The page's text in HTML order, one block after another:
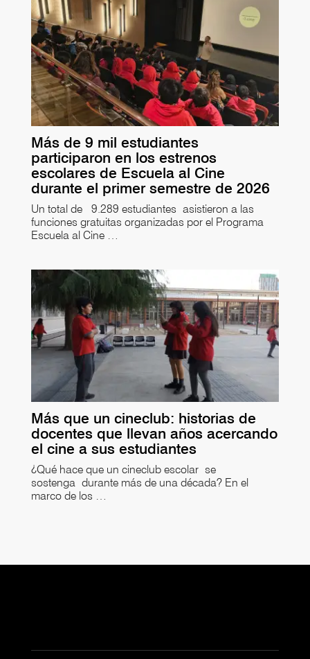
Más de 9 mil estudiantes
participaron en los estrenos
escolares de Escuela al Cine
durante el primer semestre de 2026
Un total de 9.289 estudiantes asistieron a las
funciones gratuitas organizadas por el Programa
Escuela al Cine …
Más que un cineclub: historias de
docentes que llevan años acercando
el cine a sus estudiantes
¿Qué hace que un cineclub escolar se
sostenga durante más de una década? En el
marco de los …